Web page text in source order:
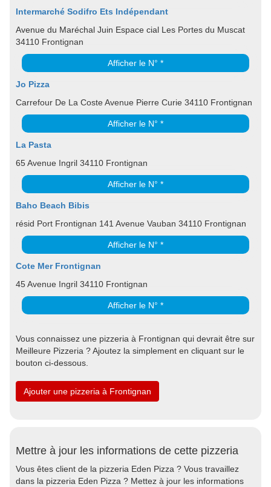
Intermarché Sodifro Ets Indépendant
Avenue du Maréchal Juin Espace cial Les Portes du Muscat
34110 Frontignan
Afficher le N° *
Jo Pizza
Carrefour De La Coste Avenue Pierre Curie 34110 Frontignan
Afficher le N° *
La Pasta
65 Avenue Ingril 34110 Frontignan
Afficher le N° *
Baho Beach Bibis
résid Port Frontignan 141 Avenue Vauban 34110 Frontignan
Afficher le N° *
Cote Mer Frontignan
45 Avenue Ingril 34110 Frontignan
Afficher le N° *
Vous connaissez une pizzeria à Frontignan qui devrait être sur
Meilleure Pizzeria ? Ajoutez la simplement en cliquant sur le
bouton ci-dessous.
Ajouter une pizzeria à Frontignan
Mettre à jour les informations de cette pizzeria
Vous êtes client de la pizzeria Eden Pizza ? Vous travaillez
dans la pizzeria Eden Pizza ? Mettez à jour les informations